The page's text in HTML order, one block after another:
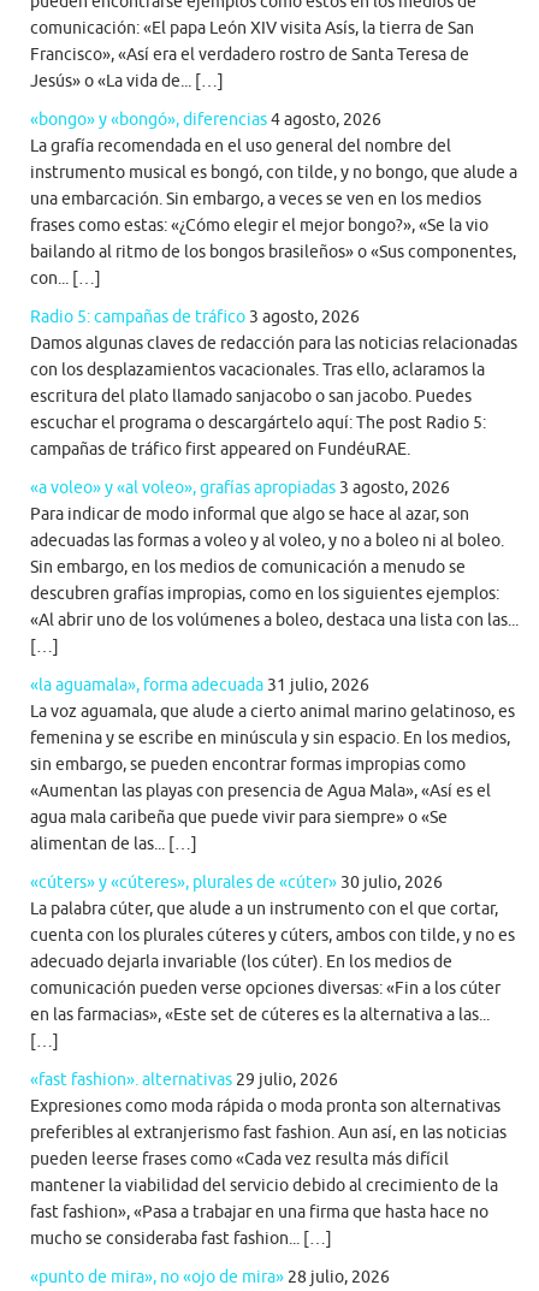
comunicación: «El papa León XIV visita Asís, la tierra de San
Francisco», «Así era el verdadero rostro de Santa Teresa de
Jesús» o «La vida de... […]
«bongo» y «bongó», diferencias4 agosto, 2026
La grafía recomendada en el uso general del nombre del
instrumento musical es bongó, con tilde, y no bongo, que alude a
una embarcación. Sin embargo, a veces se ven en los medios
frases como estas: «¿Cómo elegir el mejor bongo?», «Se la vio
bailando al ritmo de los bongos brasileños» o «Sus componentes,
con... […]
Radio 5: campañas de tráfico 3 agosto, 2026
Damos algunas claves de redacción para las noticias relacionadas
con los desplazamientos vacacionales. Tras ello, aclaramos la
escritura del plato llamado sanjacobo o san jacobo. Puedes
escuchar el programa o descargártelo aquí: The post Radio 5:
campañas de tráfico first appeared on FundéuRAE.
«a voleo» y «al voleo», grafías apropiadas 3 agosto, 2026
Para indicar de modo informal que algo se hace al azar, son
adecuadas las formas a voleo y al voleo, y no a boleo ni al boleo.
Sin embargo, en los medios de comunicación a menudo se
descubren grafías impropias, como en los siguientes ejemplos:
«Al abrir uno de los volúmenes a boleo, destaca una lista con las...
[…]
«la aguamala», forma adecuada 31 julio, 2026
La voz aguamala, que alude a cierto animal marino gelatinoso, es
femenina y se escribe en minúscula y sin espacio. En los medios,
sin embargo, se pueden encontrar formas impropias como
«Aumentan las playas con presencia de Agua Mala», «Así es el
agua mala caribeña que puede vivir para siempre» o «Se
alimentan de las... […]
«cúters» y «cúteres», plurales de «cúter» 30 julio, 2026
La palabra cúter, que alude a un instrumento con el que cortar,
cuenta con los plurales cúteres y cúters, ambos con tilde, y no es
adecuado dejarla invariable (los cúter). En los medios de
comunicación pueden verse opciones diversas: «Fin a los cúter
en las farmacias», «Este set de cúteres es la alternativa a las...
[…]
«fast fashion». alternativas 29 julio, 2026
Expresiones como moda rápida o moda pronta son alternativas
preferibles al extranjerismo fast fashion. Aun así, en las noticias
pueden leerse frases como «Cada vez resulta más difícil
mantener la viabilidad del servicio debido al crecimiento de la
fast fashion», «Pasa a trabajar en una firma que hasta hace no
mucho se consideraba fast fashion... […]
«punto de mira», no «ojo de mira» 28 julio, 2026